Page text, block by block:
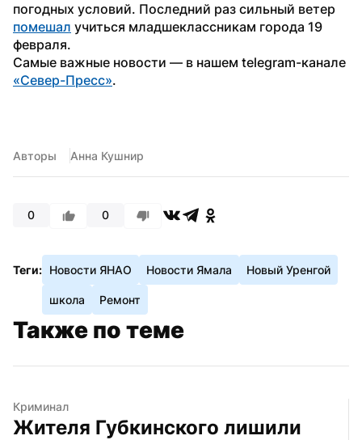
помешал учиться младшеклассникам города 19
февраля.
«Север-Пресс».
Авторы Анна Кушнир
0 0
Теги: Новости ЯНАО Новости Ямала Новый Уренгой
школа Ремонт
Также по теме
Криминал
Жителя Губкинского лишили